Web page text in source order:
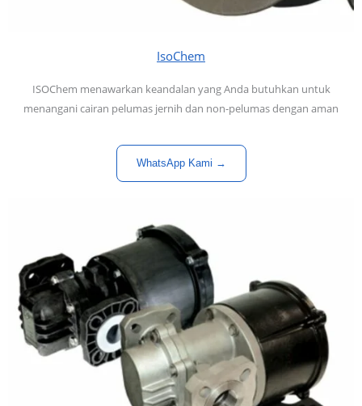
IsoChem
ISOChem menawarkan keandalan yang Anda butuhkan untuk
menangani cairan pelumas jernih dan non-pelumas dengan aman
WhatsApp Kami →